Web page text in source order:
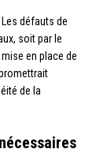
défauts de
soit par le
en place de
de la